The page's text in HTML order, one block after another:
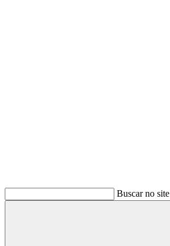
Buscar no site